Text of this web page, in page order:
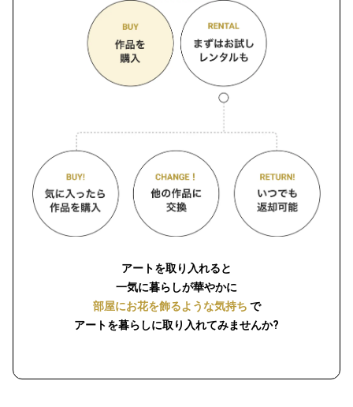
アートを取り入れると
一気に暮らしが華やかに
部屋にお花を飾るような気持ち で
アートを暮らしに取り入れてみませんか?